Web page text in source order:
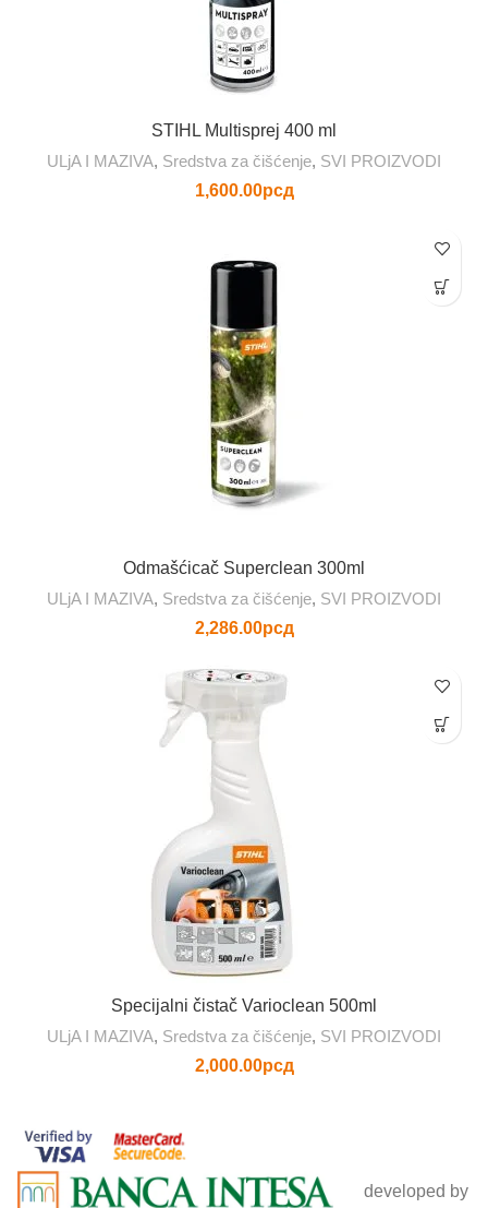
STIHL Multisprej 400 ml
ULjA I MAZIVA, Sredstva za čišćenje, SVI PROIZVODI
1,600.00рсд
Odmašćicač Superclean 300ml
ULjA I MAZIVA, Sredstva za čišćenje, SVI PROIZVODI
2,286.00рсд
Specijalni čistač Varioclean 500ml
ULjA I MAZIVA, Sredstva za čišćenje, SVI PROIZVODI
2,000.00рсд
developed by